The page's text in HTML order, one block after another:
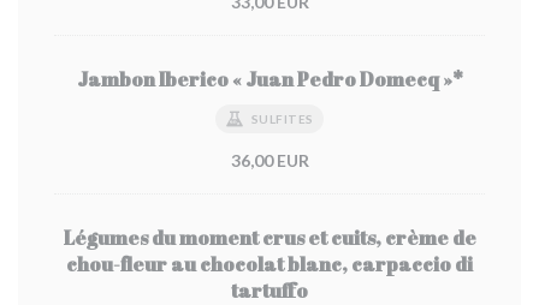
Jambon Iberico « Juan Pedro Domecq »*
SULFITES
36,00 EUR
Légumes du moment crus et cuits, crème de
chou-fleur au chocolat blanc, carpaccio di
tartuffo